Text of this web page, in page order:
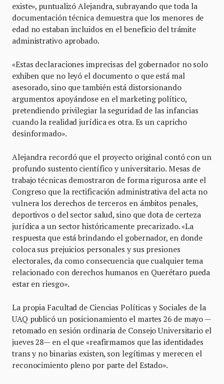
existe», puntualizó Alejandra, subrayando que toda la
documentación técnica demuestra que los menores de
edad no estaban incluidos en el beneficio del trámite
administrativo aprobado.
«Estas declaraciones imprecisas del gobernador no solo
exhiben que no leyó el documento o que está mal
asesorado, sino que también está distorsionando
argumentos apoyándose en el marketing político,
pretendiendo privilegiar la seguridad de las infancias
cuando la realidad jurídica es otra. Es un capricho
desinformado».
Alejandra recordó que el proyecto original contó con un
profundo sustento científico y universitario. Mesas de
trabajo técnicas demostraron de forma rigurosa ante el
Congreso que la rectificación administrativa del acta no
vulnera los derechos de terceros en ámbitos penales,
deportivos o del sector salud, sino que dota de certeza
jurídica a un sector históricamente precarizado. «La
respuesta que está brindando el gobernador, en donde
coloca sus prejuicios personales y sus presiones
electorales, da como consecuencia que cualquier tema
relacionado con derechos humanos en Querétaro pueda
estar en riesgo».
La propia Facultad de Ciencias Políticas y Sociales de la
UAQ publicó un posicionamiento el martes 26 de mayo —
retomado en sesión ordinaria de Consejo Universitario el
jueves 28— en el que «reafirmamos que las identidades
trans y no binarias existen, son legítimas y merecen el
reconocimiento pleno por parte del Estado».